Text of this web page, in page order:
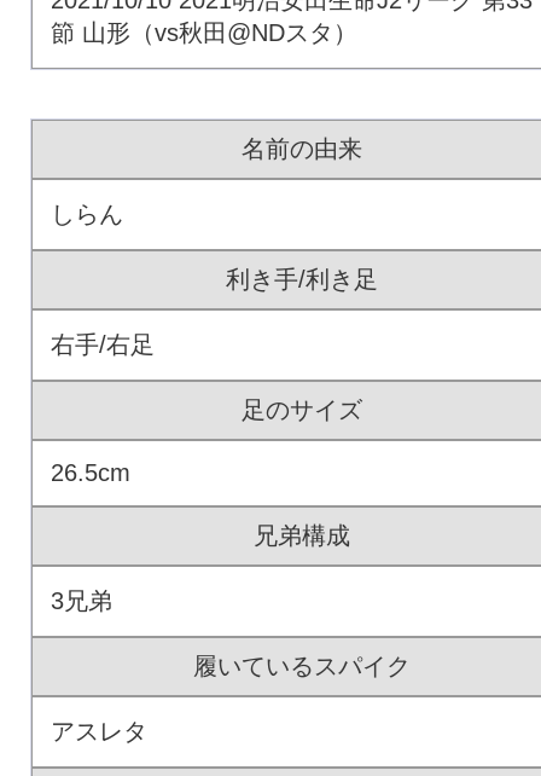
節 山形（vs秋田@NDスタ）
名前の由来
しらん
利き手/利き足
右手/右足
足のサイズ
26.5cm
兄弟構成
3兄弟
履いているスパイク
アスレタ